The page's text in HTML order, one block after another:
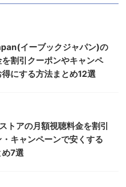
イーブックジャパン)の
割引クーポンやキャンペ
得にする方法まとめ12選
トアの月額視聴料金を割引
キャンペーンで安くする
め7選